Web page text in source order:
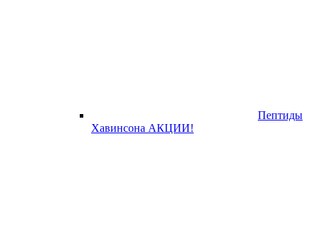
Пептиды
Хавинсона АКЦИИ!